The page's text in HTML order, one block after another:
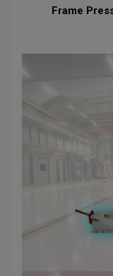
Frame